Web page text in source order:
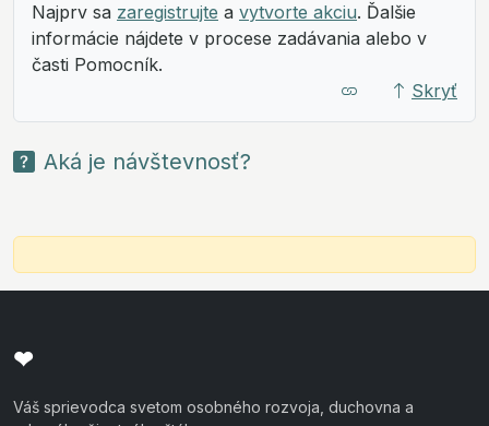
Najprv sa zaregistrujte a vytvorte akciu. Ďalšie
informácie nájdete v procese zadávania alebo v
časti Pomocník.
Skryť
Aká je návštevnosť?
❤
Váš sprievodca svetom osobného rozvoja, duchovna a